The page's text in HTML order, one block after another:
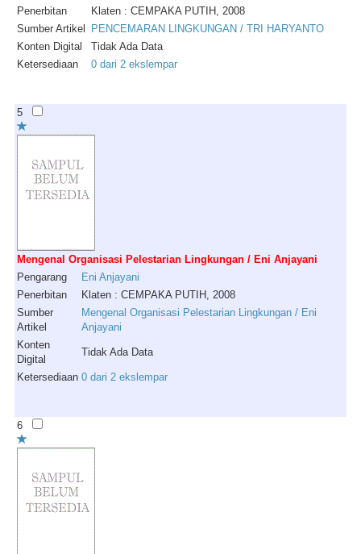
Penerbitan
Klaten : CEMPAKA PUTIH, 2008
Sumber Artikel
PENCEMARAN LINGKUNGAN / TRI HARYANTO
Konten Digital
Tidak Ada Data
Ketersediaan
0 dari 2 ekslempar
5
Mengenal Organisasi Pelestarian Lingkungan / Eni Anjayani
Pengarang
Eni Anjayani
Penerbitan
Klaten : CEMPAKA PUTIH, 2008
Sumber
Artikel
Mengenal Organisasi Pelestarian Lingkungan / Eni
Anjayani
Konten
Digital
Tidak Ada Data
Ketersediaan 0 dari 2 ekslempar
6